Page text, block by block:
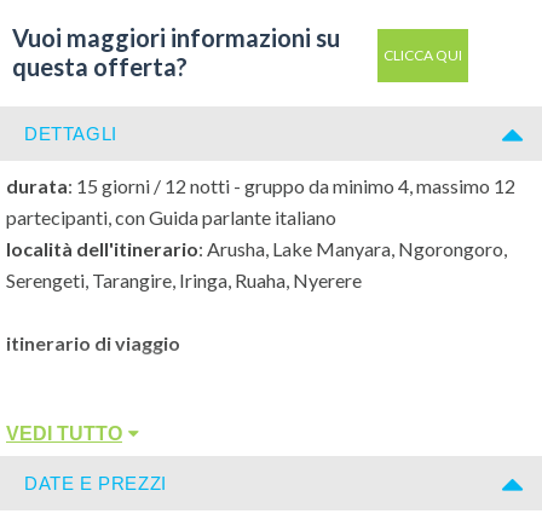
Vuoi maggiori informazioni su
questa offerta?
CLICCA QUI
DETTAGLI
durata: 15 giorni / 12 notti - gruppo da minimo 4, massimo 12
partecipanti, con Guida parlante italiano
località dell'itinerario: Arusha, Lake Manyara, Ngorongoro,
Serengeti, Tarangire, Iringa, Ruaha, Nyerere
itinerario di viaggio
volo ed Arrivo Kilimanjaro Airport, disbrigo delle formalità
VEDI TUTTO
DATE E PREZZI